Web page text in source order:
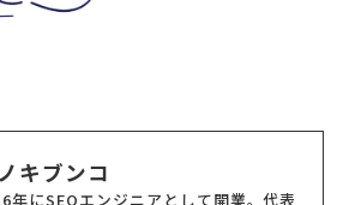
キブンコ
年にSEOエンジニアとして開業。代表